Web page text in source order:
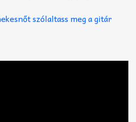
szólaltass meg a gitár